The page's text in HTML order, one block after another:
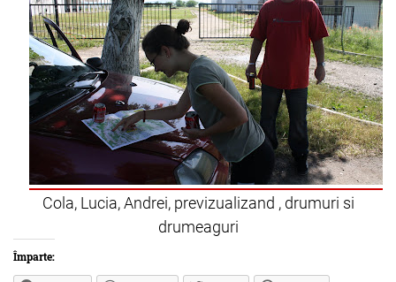
Cola, Lucia, Andrei, previzualizand , drumuri si
drumeaguri
Împarte: